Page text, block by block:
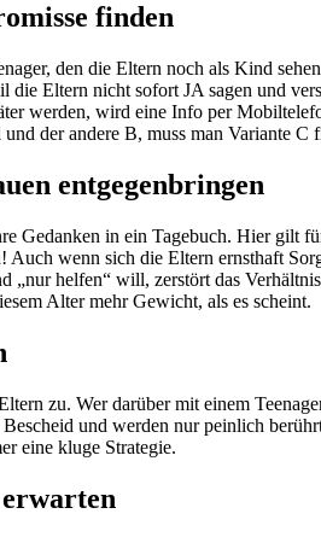
finden
den die Eltern noch als Kind
die Eltern nicht sofort JA sagen und
werden, wird eine Info per
der andere B, muss man Variante
entgegenbringen
Gedanken in ein Tagebuch. Hier
Auch wenn sich die Eltern ernsthaft
„nur helfen“ will, zerstört das
Alter mehr Gewicht, als es scheint.
zu. Wer darüber mit einem
und werden nur peinlich
eine kluge Strategie.